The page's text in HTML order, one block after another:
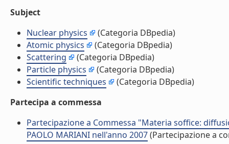
Subject
Nuclear physics
(Categoria DBpedia)
Atomic physics
(Categoria DBpedia)
Scattering
(Categoria DBpedia)
Particle physics
(Categoria DBpedia)
Scientific techniques
(Categoria DBpedia)
Partecipa a commessa
Partecipazione a Commessa "Materia soffice:
PAOLO MARIANI nell'anno 2007(Partecipazione a